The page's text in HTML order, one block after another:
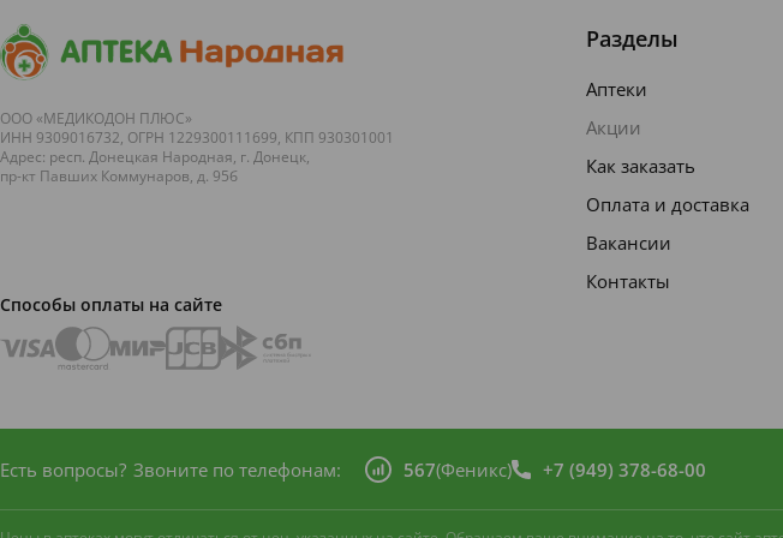
Состав.Aqua, Sodium Laureth Sulfate, Cocamide DEA,
Sodium Chloride, Styrene/Acrylamide Copolymer, PEG-7 Glyceryl
Grandis (Grapefruit) Fruit Extract, Parfum, Prunus Amygdalus Dulcis
Glycol, Diazolidinyl Urea, Methylparaben, Propylparaben,
Disodium EDTA, Citric Acid, CI 16255.
ООО «МЕДИКОДОН ПЛЮС»
ИНН 9309016732, ОГРН 1229300111699, КПП 930301001
Адрес: респ. Донецкая Народная, г. Донецк,
пр-кт Павших Коммунаров, д. 95б
Способы оплаты на сайте
Разделы
Аптеки
Акции
Как заказать
Оплата и доставка
Вакансии
Контакты
Есть вопросы? Звоните по телефонам: 567(Феникс) +7 (949) 378-68-00